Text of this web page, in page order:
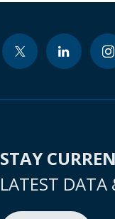
STAY
LATEST DATA